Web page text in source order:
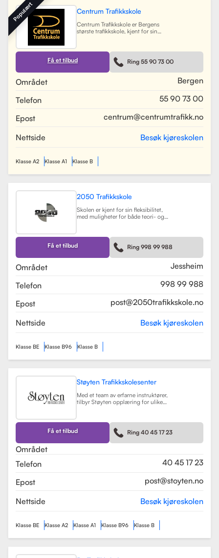
Centrum Trafikkskole
Centrum Trafikkskole er Bergens
største trafikkskole, kjent for sin
for førerkort i alle klasser, og har et
team av 30 dyktige kjørelærere som
gir undervisning i et trygt og vennlig
miljø. Med lokaler i Bergen sentrum,
elevene best mulig til oppkjøring.
Gjennom en kombinasjon av teori
gjøre prosessen med å ta førerkort
både enkel og trygg for alle elever.
Få et tilbud Ring 55 90 73 00
Området
Bergen
Telefon
55 90 73 00
Epost
centrum@centrumtrafikk.no
Nettside Besøk kjøreskolen
Populært
Klasse A2 Klasse A1 Klasse B
2050 Trafikkskole
Skolen er kjent for sin fleksibilitet,
med muligheter for både teori- og
undervisningsmetoder og et
engasjert team, har 2050
Trafikkskole som mål å hjelpe elever
med å bli trygge og kompetente
Få et tilbud Ring 998 99 988
Området
Jessheim
Telefon
998 99 988
Epost
post@2050trafikkskole.no
Nettside Besøk kjøreskolen
Klasse BE Klasse B96 Klasse B
Støyten Trafikkskolesenter
Med et team av erfarne instruktører,
tilbyr Støyten opplæring for ulike
kurs som trafikalt grunnkurs og
mørkekjøring. Skolen er kjent for sin
fleksibilitet og tilpasning til elevenes
behov, noe som gjør
Få et tilbud Ring 40 45 17 23
Området
Telefon
40 45 17 23
Epost
post@stoyten.no
Nettside Besøk kjøreskolen
Klasse BE Klasse A2 Klasse A1 Klasse B96 Klasse B